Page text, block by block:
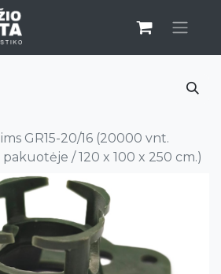
GR15-20/16 (20000 vnt.
/ 120 x 100 x 250 cm.)